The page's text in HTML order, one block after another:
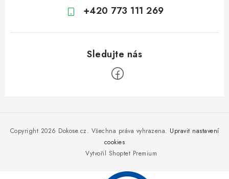
+420 773 111 269
Vytvořil Shoptet Premium
Copyright 2026 Dokose.cz. Všechna práva vyhrazena. Upravit nastavení
cookies